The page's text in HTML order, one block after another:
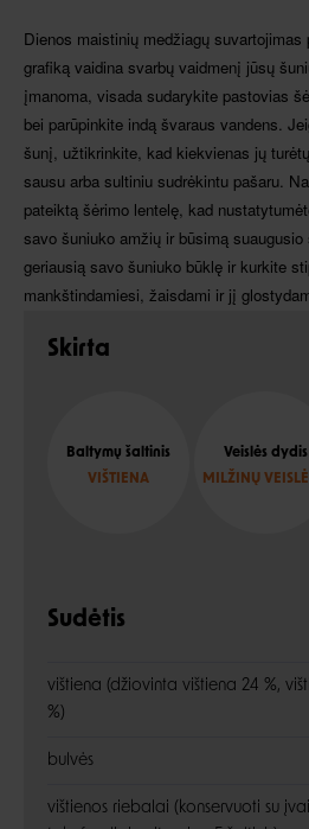
Dienos maistinių medžiagų
grafiką vaidina svarbų vaidmenį jūsų
įmanoma, visada sudarykite pastovias
bei parūpinkite indą švaraus vandens.
šunį, užtikrinkite, kad kiekvienas jų
sausu arba sultiniu sudrėkintu pašaru.
pateiktą šėrimo lentelę, kad
savo šuniuko amžių ir būsimą
geriausią savo šuniuko būklę ir kurkite
mankštindamiesi, žaisdami ir jį
Skirta
Baltymų šaltinis
VIŠTIENA
Veislės dydis
MILŽINŲ
Sudėtis
vištiena (džiovinta vištiena 24 %,
%)
bulvės
vištienos riebalai (konservuoti su